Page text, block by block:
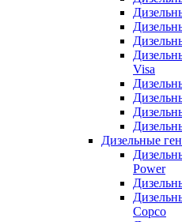
Visa
Дизельные
Power
Copco